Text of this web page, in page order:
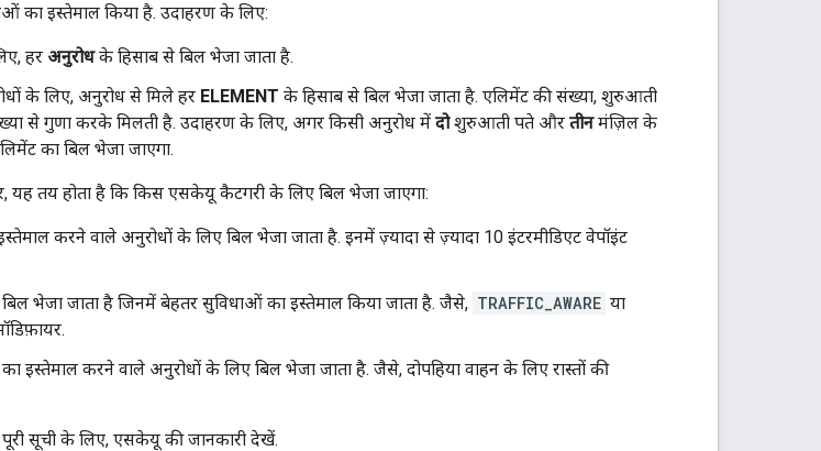
का इस्तेमाल किया है. उदाहरण के लिए:
हर अनुरोधके हिसाब से बिल भेजा जाता है.
के लिए, अनुरोध से मिले हर ELEMENT के हिसाब से बिल भेजा जाता है. एलिमेंट की संख्या, शुरुआती
से गुणा करके मिलती है. उदाहरण के लिए, अगर किसी अनुरोध में दोशुरुआती पते और तीनमंज़िल के
का बिल भेजा जाएगा.
यह तय होता है कि किस एसकेयू कैटगरी के लिए बिल भेजा जाएगा:
करने वाले अनुरोधों के लिए बिल भेजा जाता है. इनमें ज़्यादा से ज़्यादा 10 इंटरमीडिएट वेपॉइंट
भेजा जाता है जिनमें बेहतर सुविधाओं का इस्तेमाल किया जाता है. जैसे, TRAFFIC_AWARE या
इस्तेमाल करने वाले अनुरोधों के लिए बिल भेजा जाता है. जैसे, दोपहिया वाहन के लिए रास्तों की
पूरी सूची के लिए, एसकेयू की जानकारी देखें.